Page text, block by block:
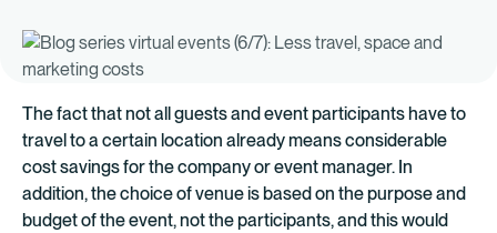
The fact that not all guests and event participants have to
travel to a certain location already means considerable
cost savings for the company or event manager. In
addition, the choice of venue is based on the purpose and
budget of the event, not the participants, and this would